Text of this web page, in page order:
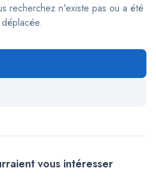
recherchez n'existe pas ou a été
déplacée.
vous intéresser